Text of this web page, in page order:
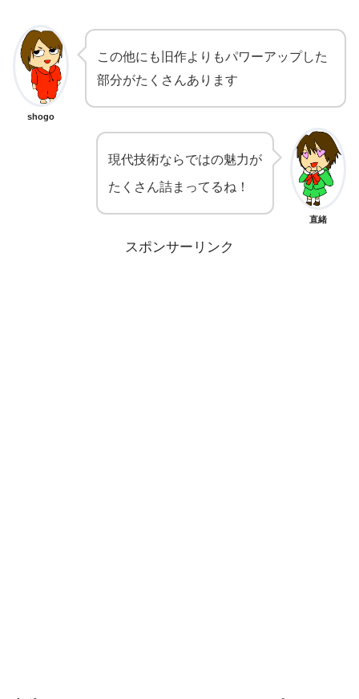
shogo
この他にも旧作よりもパワーアップした
部分がたくさんあります
直緒
現代技術ならではの魅力が
たくさん詰まってるね！
スポンサーリンク